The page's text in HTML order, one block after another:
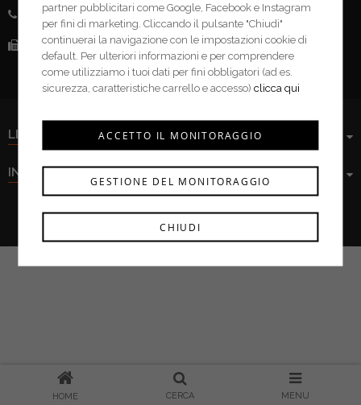
HOME CERCA MENU
Telefono: (+39) 0376 943911
Fax:(+39) 0376 943913
LINK UTILI
INFORMAZIONI
Ferramenta Cima s.r.l. © 2021
partner pubblicitari come Google, Facebook e Instagram
per fini di marketing. Cliccando il pulsante "Chiudi"
continuerai la navigazione con le impostazioni cookie di
default. Per ulteriori informazioni e per comprendere
come utilizziamo i tuoi dati per fini obbligatori (ad es.
sicurezza, caratteristiche carrello e accesso)clicca qui
CHIUDI
GESTIONE DEL MONITORAGGIO
ACCETTO IL MONITORAGGIO